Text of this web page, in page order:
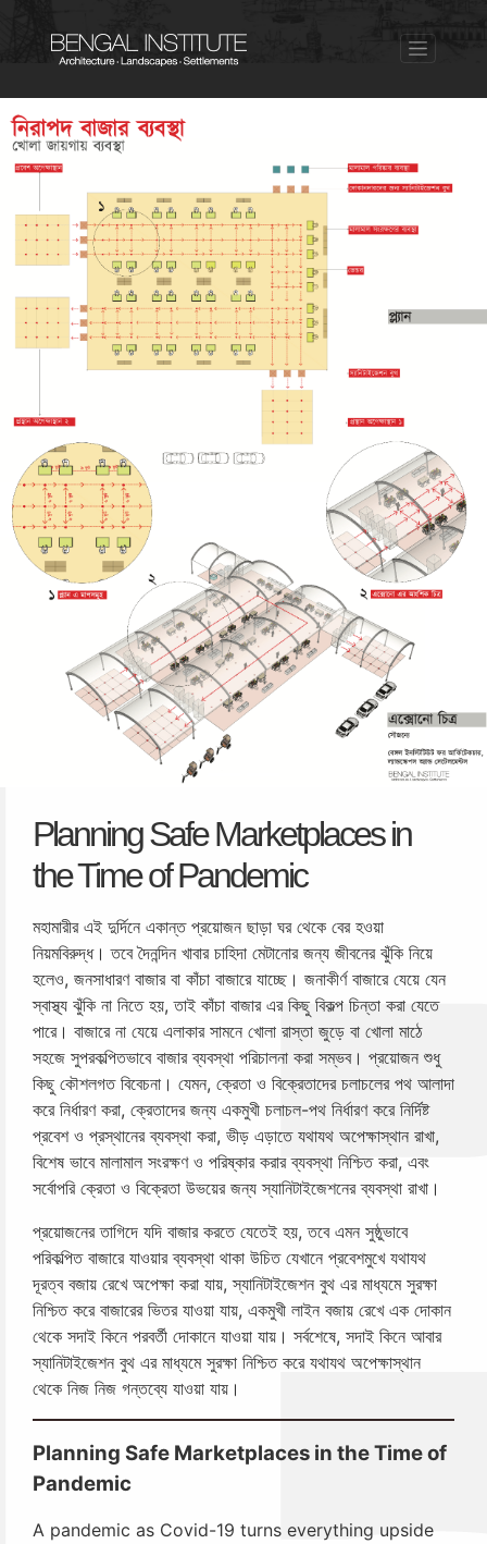
Previous
Planning Safe Marketplaces in
the Time of Pandemic
মহামারীর এই দুর্দিনে একান্ত প্রয়োজন ছাড়া ঘর থেকে বের হওয়া
নিয়মবিরুদ্ধ। তবে দৈনন্দিন খাবার চাহিদা মেটানোর জন্য জীবনের ঝুঁকি নিয়ে
হলেও, জনসাধারণ বাজার বা কাঁচা বাজারে যাচ্ছে। জনাকীর্ণ বাজারে যেয়ে যেন
স্বাস্থ্য ঝুঁকি না নিতে হয়, তাই কাঁচা বাজার এর কিছু বিকল্প চিন্তা করা যেতে
পারে। বাজারে না যেয়ে এলাকার সামনে খোলা রাস্তা জুড়ে বা খোলা মাঠে
সহজে সুপরকল্পিতভাবে বাজার ব্যবস্থা পরিচালনা করা সম্ভব। প্রয়োজন শুধু
কিছু কৌশলগত বিবেচনা। যেমন, ক্রেতা ও বিক্রেতাদের চলাচলের পথ আলাদা
করে নির্ধারণ করা, ক্রেতাদের জন্য একমুখী চলাচল-পথ নির্ধারণ করে নির্দিষ্ট
প্রবেশ ও প্রস্থানের ব্যবস্থা করা, ভীড় এড়াতে যথাযথ অপেক্ষাস্থান রাখা,
বিশেষ ভাবে মালামাল সংরক্ষণ ও পরিষ্কার করার ব্যবস্থা নিশ্চিত করা, এবং
সর্বোপরি ক্রেতা ও বিক্রেতা উভয়ের জন্য স্যানিটাইজেশনের ব্যবস্থা রাখা।
প্রয়োজনের তাগিদে যদি বাজার করতে যেতেই হয়, তবে এমন সুষ্ঠুভাবে
পরিকল্পিত বাজারে যাওয়ার ব্যবস্থা থাকা উচিত যেখানে প্রবেশমুখে যথাযথ
দূরত্ব বজায় রেখে অপেক্ষা করা যায়, স্যানিটাইজেশন বুথ এর মাধ্যমে সুরক্ষা
নিশ্চিত করে বাজারের ভিতর যাওয়া যায়, একমুখী লাইন বজায় রেখে এক দোকান
থেকে সদাই কিনে পরবর্তী দোকানে যাওয়া যায়। সর্বশেষে, সদাই কিনে আবার
স্যানিটাইজেশন বুথ এর মাধ্যমে সুরক্ষা নিশ্চিত করে যথাযথ অপেক্ষাস্থান
থেকে নিজ নিজ গন্তব্যে যাওয়া যায়।
Planning Safe Marketplaces in the Time of
Pandemic
A pandemic as Covid-19 turns everything upside